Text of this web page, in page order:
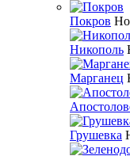
Покров
Никополь
Марганец
Грушевка